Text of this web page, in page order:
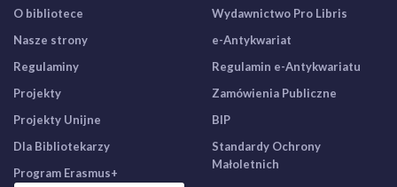
O bibliotece
Nasze strony
Regulaminy
Projekty
Projekty Unijne
Dla Bibliotekarzy
Program Erasmus+
Wydawnictwo Pro Libris
e-Antykwariat
Regulamin e-Antykwariatu
Zamówienia Publiczne
BIP
Standardy Ochrony
Małoletnich